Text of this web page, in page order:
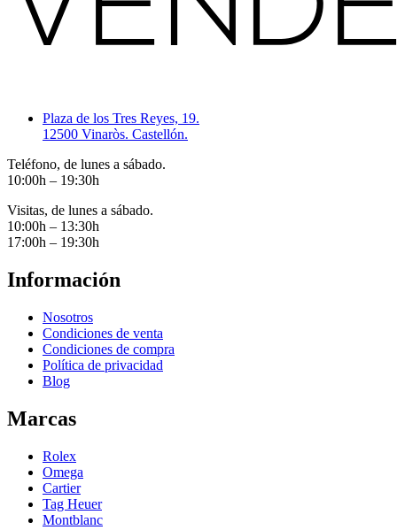
Plaza de los Tres Reyes, 19.
12500 Vinaròs. Castellón.
Teléfono, de lunes a sábado.
10:00h – 19:30h
Visitas, de lunes a sábado.
10:00h – 13:30h
17:00h – 19:30h
Información
Nosotros
Condiciones de venta
Condiciones de compra
Política de privacidad
Blog
Marcas
Rolex
Omega
Cartier
Tag Heuer
Montblanc